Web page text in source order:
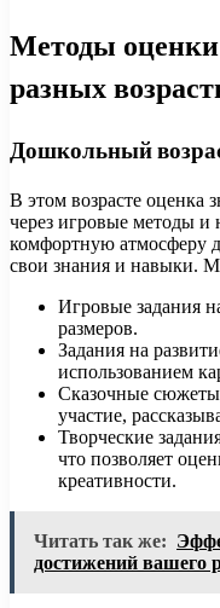
Методы
разных
Дошкольный
В этом возрасте оценка
через игровые методы и
комфортную атмосферу
свои знания и навыки.
Игровые задания
размеров.
Задания на
использованием
Сказочные
участие,
Творческие
что позволяет
креативности.
Читать так же:
достижений вашего